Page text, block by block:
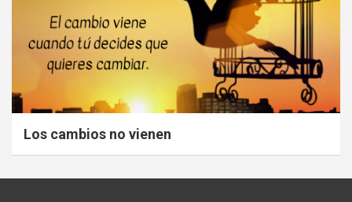
Los cambios no vienen